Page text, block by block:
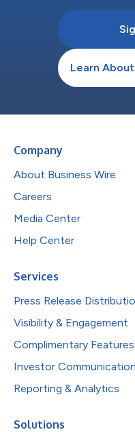
Learn
Company
About Business Wire
Careers
Media Center
Help Center
Services
Press Release
Visibility & Engagement
Complimentary Features
Investor
Reporting & Analytics
Solutions